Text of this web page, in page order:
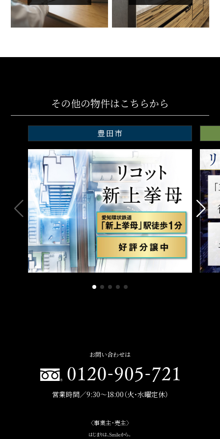
その他の物件はこちらから
豊田市
お問い合わせは
営業時間／9:30〜18:00（火・水曜定休）
〈事業主・売主〉